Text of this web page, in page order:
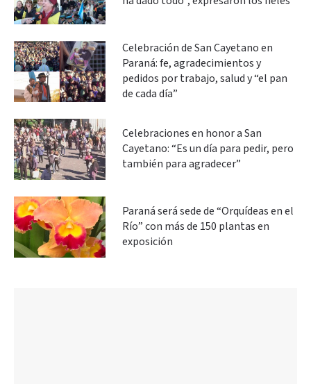
Celebración de San Cayetano en
Paraná: fe, agradecimientos y
pedidos por trabajo, salud y “el pan
de cada día”
Celebraciones en honor a San
Cayetano: “Es un día para pedir, pero
también para agradecer”
Paraná será sede de “Orquídeas en el
Río” con más de 150 plantas en
exposición